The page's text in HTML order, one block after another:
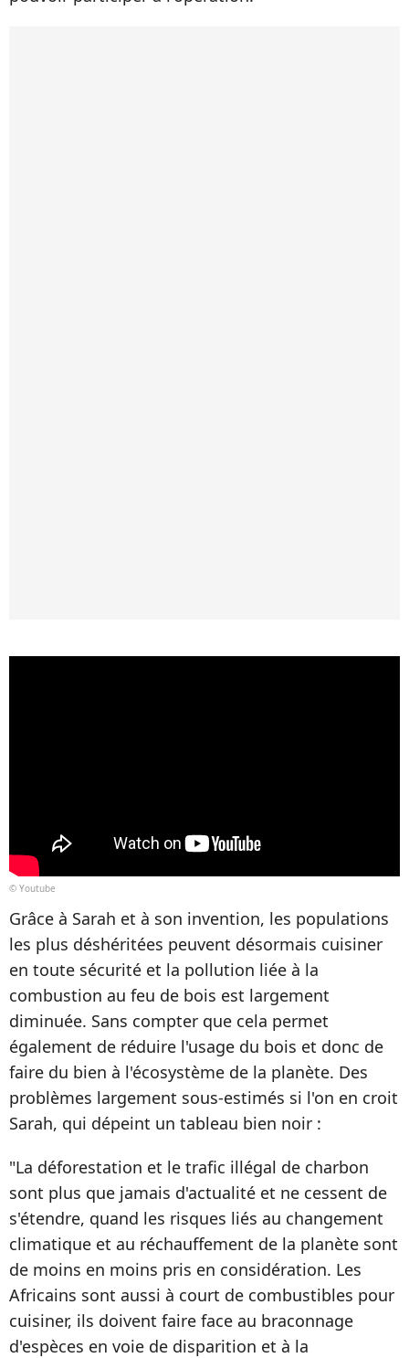
© Youtube
Grâce à Sarah et à son invention, les populations
les plus déshéritées peuvent désormais cuisiner
en toute sécurité et la pollution liée à la
combustion au feu de bois est largement
diminuée. Sans compter que cela permet
également de réduire l'usage du bois et donc de
faire du bien à l'écosystème de la planète. Des
problèmes largement sous-estimés si l'on en croit
Sarah, qui dépeint un tableau bien noir :
"La déforestation et le trafic illégal de charbon
sont plus que jamais d'actualité et ne cessent de
s'étendre, quand les risques liés au changement
climatique et au réchauffement de la planète sont
de moins en moins pris en considération. Les
Africains sont aussi à court de combustibles pour
cuisiner, ils doivent faire face au braconnage
d'espèces en voie de disparition et à la